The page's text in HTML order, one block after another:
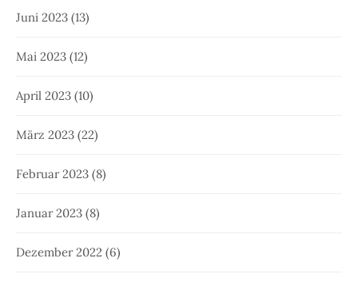
Juni 2023 (13)
Mai 2023 (12)
April 2023 (10)
März 2023 (22)
Februar 2023 (8)
Januar 2023 (8)
Dezember 2022 (6)